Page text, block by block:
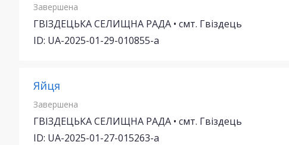
Завершена
ГВІЗДЕЦЬКА СЕЛИЩНА РАДА • смт. Гвіздець
ID: UA-2025-01-29-010855-a
Яйця
Завершена
ГВІЗДЕЦЬКА СЕЛИЩНА РАДА • смт. Гвіздець
ID: UA-2025-01-27-015263-a